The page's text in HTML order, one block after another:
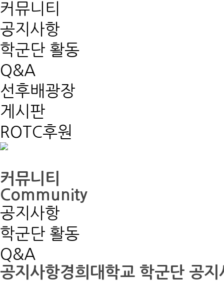
커뮤니티
공지사항
학군단 활동
Q&A
선후배광장
게시판
ROTC후원
커뮤니티
Community
공지사항
학군단 활동
Q&A
공지사항경희대학교 학군단 공지